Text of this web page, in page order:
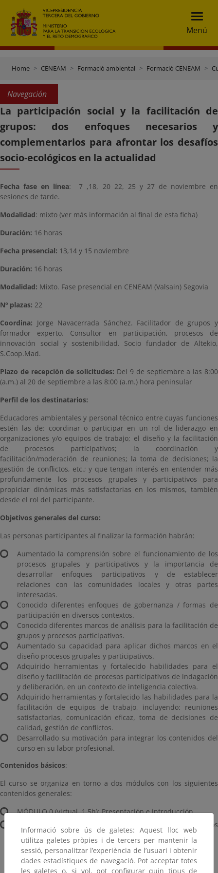
Menú
Home CENEAM Formació ambiental Formació CENEAM
Navegación
La participación social y la facilitación de
grupos: dos enfoques necesarios y
complementarios para afrontar los desafíos
socio-ecológicos en la actualidad
Fecha fase en línea: 7 ,18, 20 22, 25 y 27 de noviembre en
sesiones de tarde.
Modalidad: mixto (ver más información al final de esta ficha)
Duración: 16 horas
Fecha presencial: 13,14 y 15 noviembre
Duración: 16 horas
Modalidad: Mixto. Fase presencial en CENEAM (Valsain) Segovia
Nº plazas: 22
Coordina: Jorge Navacerrada Sánchez. Facilitador de grupos y
formador experto. Consultor en participación, procesos de
innovación social y sostenibilidad. Socio fundador de Altekio,
S.Coop.Mad.
Plazo de recepción de solicitudes: Del 9 de septiembre a las 8:00
(a.m.) al 20 de septiembre a las 8:00 (a.m.) hora peninsular
Perfil de los destinatarios:
Educadores ambientales y personal técnico entre cuyas funciones
estén las de: coordinar o participar en un rol de liderazgo en
organizaciones y/o equipos de trabajo; el diseño y la facilitación
de procesos participativos; la coordinación y
facilitación/moderación de reuniones; la toma de decisiones; la
gestión de conflictos, etc.; y que tengan interés en entender más
profundamente los procesos grupales y participativos para
propiciar dinámicas más satisfactorias en los mismos, también
desde el rol del participante.
Objetivos generales del curso:
Las personas participantes al finalizar la formación habrán:
Aumentado la comprensión sobre el funcionamiento de los
procesos grupales y participativos y la importancia de
desarrollar enfoques participativos y de establecer
relaciones con las comunidades locales y otras partes
interesadas.
Conocido diferentes enfoques de gobernanza / formas de
participación en diversos contextos.
Conocido diferentes marcos de análisis para la facilitación de
grupos y procesos participativos.
Aumentado su capacidad para aplicar dichos marcos en el
diseño procesos grupales y participativos.
Adquirido herramientas y fortalecido habilidades para el
diseño y facilitación de procesos participativos de indagación
y deliberación, en un contexto de inteligencia colectiva.
Adquirido herramientas y fortalecido las habilidades para la
facilitación de equipos de trabajo, incluyendo: reuniones
satisfactorias, comunicación eficaz, toma de decisiones de
calidad, gestión de conflictos.
Desarrollado su motivación para integrar los contenidos del
curso en su labor profesional.
Contenidos básicos:
El curso se organiza en torno a dos módulos con los siguientes
contenidos generales:
MÓDULO 0 (virtual, 1,5h): Presentación e introducción.
MÓDULO 1 (presencial, 16h): Facilitación de procesos
grupales satisfactorios.
Introducción y marcos de análisis.
Gobernanza organizacional y territorial.
Informació sobre ús de galetes: Aquest lloc web
utilitza galetes pròpies i de tercers per mantenir la
sessió, personalitzar l’experiència de l’usuari i obtenir
dades estadístiques de navegació. Pot acceptar totes
les galetes o, si vol, pot configurar quin tipus de